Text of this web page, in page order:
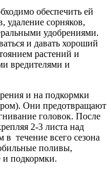
обеспечить ей
удаление сорняков,
удобрениями.
и давать хороший
растений и
вредителями и
и на подкормки
Они предотвращают
головок. После
2-3 листа над
течение всего сезона
поливы,
и подкормки.